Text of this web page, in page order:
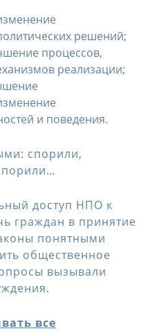
решений;
процессов,
реализации;
и поведения.
спорили,
доступ НПО к
граждан в принятие
понятными
общественное
вызывали
все